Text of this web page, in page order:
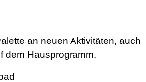
an neuen Aktivitäten, auch
dem Hausprogramm.